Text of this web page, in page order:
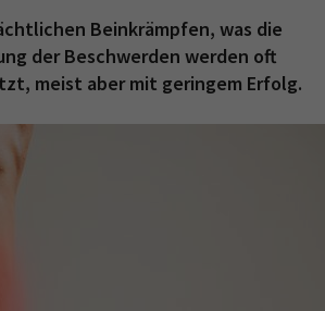
Beinkrämpfen, was die
der Beschwerden werden oft
meist aber mit geringem Erfolg.